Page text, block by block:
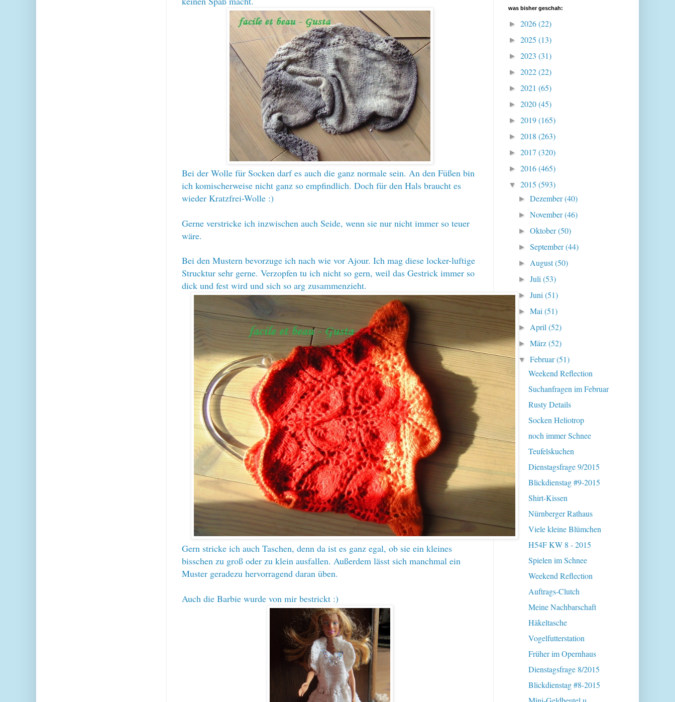
Bei der Wolle für Socken darf es auch die ganz normale sein. An den Füßen bin
ich komischerweise nicht ganz so empfindlich. Doch für den Hals braucht es
wieder Kratzfrei-Wolle :)
Gerne verstricke ich inzwischen auch Seide, wenn sie nur nicht immer so teuer
wäre.
Bei den Mustern bevorzuge ich nach wie vor Ajour. Ich mag diese locker-luftige
Strucktur sehr gerne. Verzopfen tu ich nicht so gern, weil das Gestrick immer so
dick und fest wird und sich so arg zusammenzieht.
Gern stricke ich auch Taschen, denn da ist es ganz egal, ob sie ein kleines
bisschen zu groß oder zu klein ausfallen. Außerdem lässt sich manchmal ein
Muster geradezu hervorragend daran üben.
Auch die Barbie wurde von mir bestrickt :)
was bisher geschah:
► 2026(22)
► 2025 (13)
► 2023 (31)
► 2022(22)
► 2021 (65)
► 2020(45)
► 2019(165)
► 2018 (263)
► 2017 (320)
► 2016(465)
▼ 2015 (593)
►Dezember(40)
►November(46)
►Oktober(50)
►September(44)
► August(50)
►Juli(53)
►Juni(51)
►Mai(51)
► April(52)
►März(52)
▼Februar(51)
Weekend Reflection
Suchanfragen im Februar
Rusty Details
Socken Heliotrop
noch immer Schnee
Teufelskuchen
Dienstagsfrage 9/2015
Blickdienstag #9-2015
Shirt-Kissen
Nürnberger Rathaus
Viele kleine Blümchen
H54F KW 8 - 2015
Spielen im Schnee
Weekend Reflection
Auftrags-Clutch
Meine Nachbarschaft
Häkeltasche
Vogelfutterstation
Früher im Opernhaus
Dienstagsfrage 8/2015
Blickdienstag #8-2015